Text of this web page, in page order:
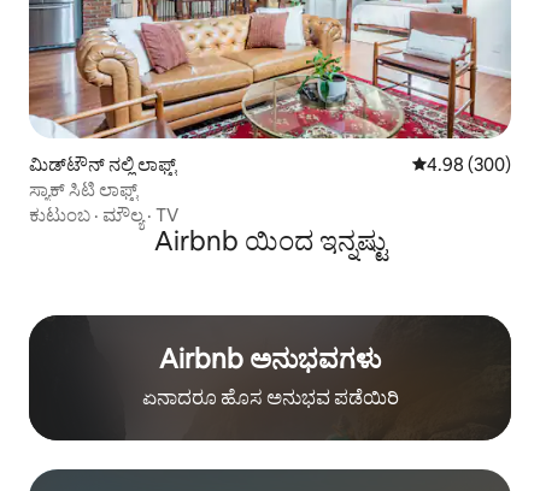
ಮಿಡ್‌ಟೌನ್ ನಲ್ಲಿ ಲಾಫ್ಟ್ 5 ರಲ್ಲಿ 4.98
4.98 (300)
ಸ್ಯಾಕ್ ಸಿಟಿ ಲಾಫ್ಟ್
ಕುಟುಂಬ · ಮೌಲ್ಯ· TV
Airbnb ಯಿಂದ ಇನ್ನಷ್ಟು
Airbnb ಅನುಭವಗಳು
ಏನಾದರೂ ಹೊಸ ಅನುಭವ ಪಡೆಯಿರಿ